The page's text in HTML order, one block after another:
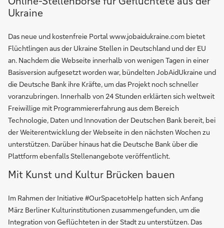
Ukraine
Das neue und kostenfreie Portal www.jobaidukraine.com bietet
Flüchtlingen aus der Ukraine Stellen in Deutschland und der EU
an. Nachdem die Webseite innerhalb von wenigen Tagen in einer
Basisversion aufgesetzt worden war, bündelten JobAidUkraine und
die Deutsche Bank ihre Kräfte, um das Projekt noch schneller
voranzubringen. Innerhalb von 24 Stunden erklärten sich weltweit
Freiwillige mit Programmiererfahrung aus dem Bereich
Technologie, Daten und Innovation der Deutschen Bank bereit, bei
der Weiterentwicklung der Webseite in den nächsten Wochen zu
unterstützen. Darüber hinaus hat die Deutsche Bank über die
Plattform ebenfalls Stellenangebote veröffentlicht.
Mit Kunst und Kultur Brücken bauen
Im Rahmen der Initiative #OurSpacetoHelp hatten sich Anfang
März Berliner Kulturinstitutionen zusammengefunden, um die
Integration von Geflüchteten in der Stadt zu unterstützen. Das